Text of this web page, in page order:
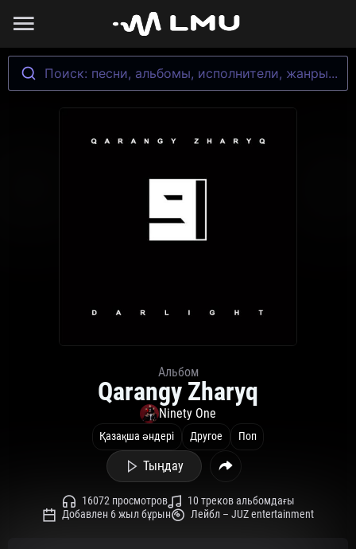
Поиск: песни, альбомы, исполнители, жанры...
Альбом
Qarangy Zharyq
Ninety One
Қазақша әндері Другое Поп
Тыңдау
16072 просмотров
10 треков альбомдағы
Добавлен 6 жыл бұрын
Лейбл – JUZ entertainment